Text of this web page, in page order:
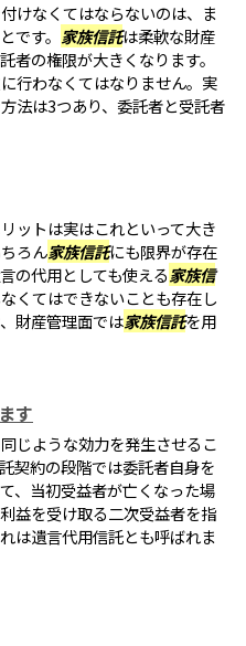
けなくてはならないのは、ま
です。 家族信託は柔軟な財産
者の権限が大きくなります。
行わなくてはなりません。実
法は3つあり、委託者と受託者
ットは実はこれといって大き
ろん家族信託にも限界が存在
の代用としても使える家族信
くてはできないことも存在し
財産管理面では家族信託を用
す
じような効力を発生させるこ
契約の段階では委託者自身を
、当初受益者が亡くなった場
益を受け取る二次受益者を指
は遺言代用信託とも呼ばれま